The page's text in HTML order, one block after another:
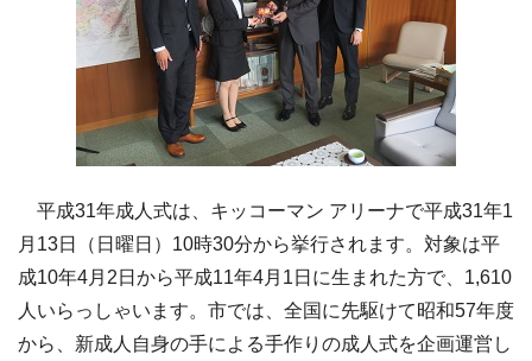
平成31年成人式は、キッコーマン アリーナで平成31年1
月13日（日曜日）10時30分から挙行されます。対象は平
成10年4月2日から平成11年4月1日に生まれた方で、1,610
人いらっしゃいます。市では、全国に先駆けて昭和57年度
から、新成人自身の手による手作りの成人式を企画運営し